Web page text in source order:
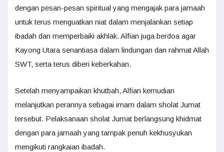
dengan pesan-pesan spiritual yang mengajak para jamaah
untuk terus menguatkan niat dalam menjalankan setiap
ibadah dan memperbaiki akhlak. Alfian juga berdoa agar
Kayong Utara senantiasa dalam lindungan dan rahmat Allah
SWT, serta terus diberi keberkahan.
Setelah menyampaikan khutbah, Alfian kemudian
melanjutkan perannya sebagai imam dalam sholat Jumat
tersebut. Pelaksanaan sholat Jumat berlangsung khidmat
dengan para jamaah yang tampak penuh kekhusyukan
mengikuti rangkaian ibadah.